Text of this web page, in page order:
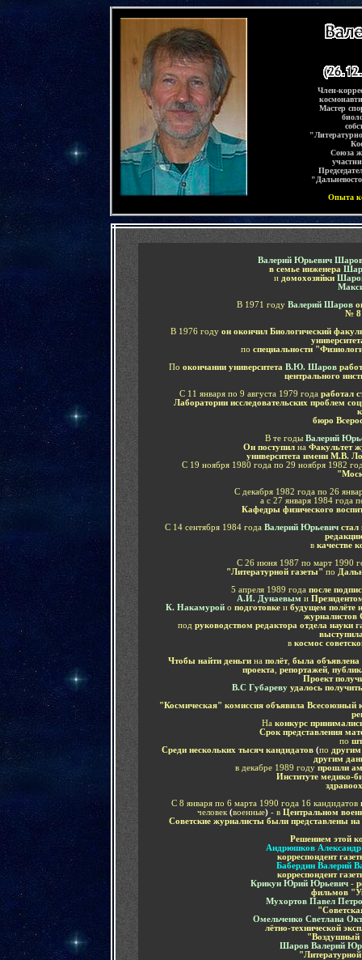
Член-
Мастер
Союза
Опыта
Валерий Юрьевич
в семье инженера
и домохозяйки
В 1971 году Валерий Шаров
№
В 1976 году он окончил Биологический
по специальности
По окончании университета В.Ю. Шаров
центрального
С 11 января по 9 августа 1979 года работал
Лаборатории исследовательских проблем
бюро
В те годыВалерий
Он поступил на Факультет
университета имени М.В.
С 19 ноября 1980 года по 29 ноября 1982
С декабря 1982 года по 26
а с 27 января 1984 года
Кафедры физического
С 14 сентября 1984 года Валерий Юрьевич стал
в качестве
С 26 июня 1987 по март 1990
"Литературной газеты" по
5 апреля 1989 года после
А.И. Дунаевым и
К. Накамурой о подготовке и будущем полёте
журналистов
под руководством редактора отдела науки
в космос
Чтобы найти деньги на полёт, была объявлена
проекта
репортажей
Проект
В.С Губареву удалось
"Космическая" комиссия объявила Всесоюзный
На конкурс
Срок представления
по
Среди нескольких тысяч кандидатов(по
другим
в декабре 1989 году прошли
Институте медико-
С 8 января по 6 марта 1990 года 16 кандидатов
человек(военные)- вЦентральном
Советские журналисты были представлены
Решением этой
Андрюшков Александр
корреспондент
Бабердин Валерий
корреспондент
Крикун Юрий Юрьевич -
фильмов
Мухортов Павел
Омельченко Светлана
лётно-технической
"Воздушный
Шаров Валерий